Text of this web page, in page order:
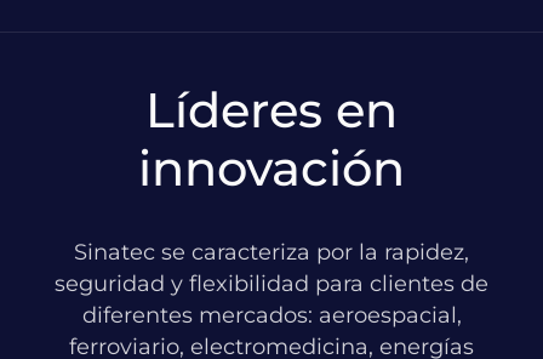
Líderes en
innovación
Sinatec se caracteriza por la rapidez,
seguridad y flexibilidad para clientes de
diferentes mercados: aeroespacial,
ferroviario, electromedicina, energías